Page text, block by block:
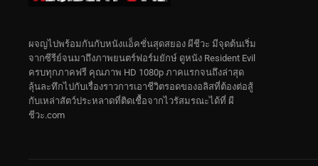
ผจญไปพร้อมกันกับหนังแอ็คชั่นสุดสยอง ผีชีวะ มีจุดต้นเริ่ม
จากซีรีย์จนมาถึงภาพยนตร์ฟอร์มยักษ์ ดูหนัง Resident Evil
ครบทุกภาคฟรี คุณภาพ HD 1080p ภาคแรกจนถึงล่าสุด
ลุ้นละทึกไปกับเรื่องราวการเอาชีวิตรอดของอลิสที่ต้องต่อสู้
กับเหล่าสัตว์ประหลาดที่ติดเชื้อจากไวรัสมรณะได้ที่ ผี
ชีวะ.com